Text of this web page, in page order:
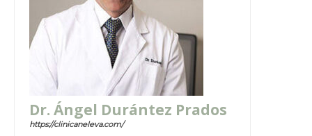
Dr. Ángel Durántez Prados
https://clinicaneleva.com/